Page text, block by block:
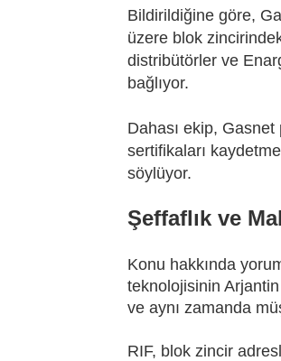
Bildirildiğine göre,
üzere blok
distribütörler ve
bağlıyor.
Dahası ekip,
sertifikaları
söylüyor.
Şeffaflık ve
Konu hakkında
teknolojisinin Arjantin
ve aynı zamanda
RIF, blok zincir